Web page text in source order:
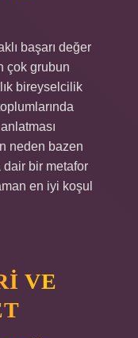
başarı değer
çok grubun
bireyselcilik
neden bazen
dair bir metafor
en iyi koşul
VE